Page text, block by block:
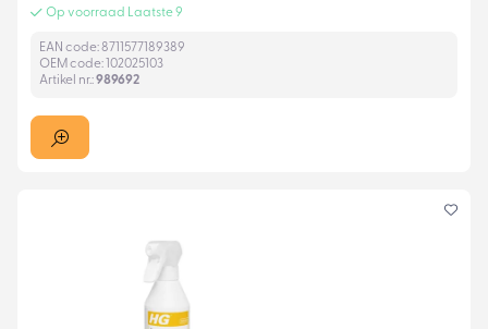
Op voorraad Laatste 9
EAN code: 8711577189389
OEM code: 102025103
Artikel nr.:989692